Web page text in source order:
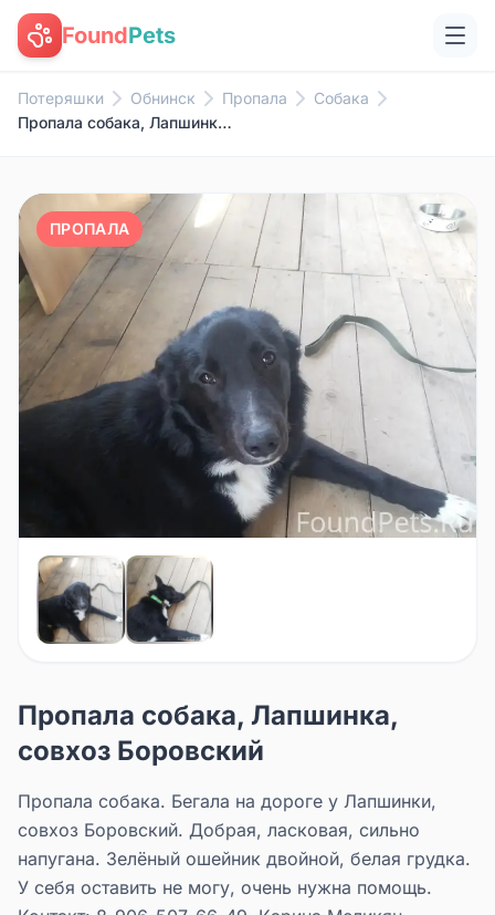
FoundPets
Потеряшки Обнинск Пропала
Собака
Пропала собака, Лапшинка, совхоз Боровский
ПРОПАЛА
Пропала собака, Лапшинка,
совхоз Боровский
Пропала собака. Бегала на дороге у Лапшинки,
совхоз Боровский. Добрая, ласковая, сильно
напугана. Зелёный ошейник двойной, белая грудка.
У себя оставить не могу, очень нужна помощь.